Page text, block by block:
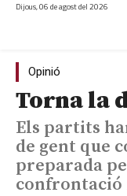
Dijous, 06 de agost del 2026
Opinió
Torna la
Els partits
de gent que
preparada
confrontació